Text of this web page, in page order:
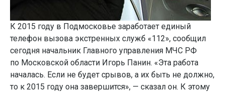
К 2015 году в Подмосковье заработает единый
телефон вызова экстренных служб «112», сообщил
сегодня начальник Главного управления МЧС РФ
по Московской области Игорь Панин. «Эта работа
началась. Если не будет срывов, а их быть не должно,
то к 2015 году она завершится», — сказал он. К этому